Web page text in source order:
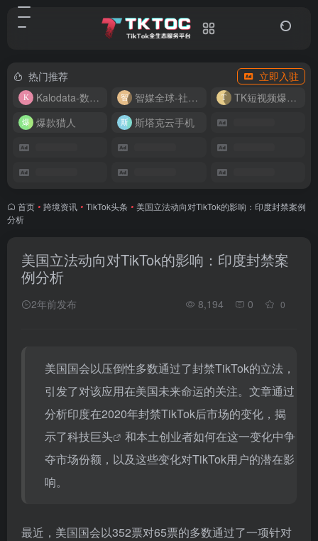
热门推荐
立即入驻
Kalodata-数据分析平台
智媒全球-社媒管理平台
TK短视频爆款复刻
爆款猎人
斯塔克云手机
首页 • 跨境资讯 • TikTok头条 • 美国立法动向对TikTok的影响：印度封禁案例
分析
美国立法动向对TikTok的影响：印度封禁案
例分析
2年前发布 8,194 0 0
美国国会以压倒性多数通过了封禁TikTok的立法，
引发了对该应用在美国未来命运的关注。文章通过
分析印度在2020年封禁TikTok后市场的变化，揭
示了科技巨头
和本土创业者如何在这一变化中争
夺市场份额，以及这些变化对TikTok用户的潜在影
响。
最近，美国国会以352票对65票的多数通过了一项针对